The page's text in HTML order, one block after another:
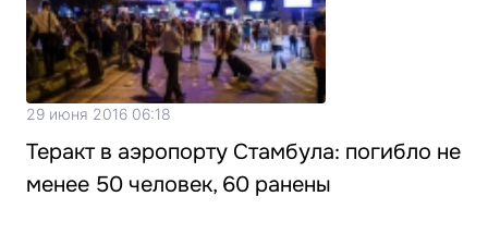
29 июня 2016 06:18
Теракт в аэропорту Стамбула: погибло не
менее 50 человек, 60 ранены